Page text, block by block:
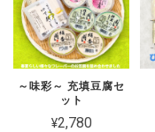
～味彩～ 充填豆腐セ
ット
¥2,780